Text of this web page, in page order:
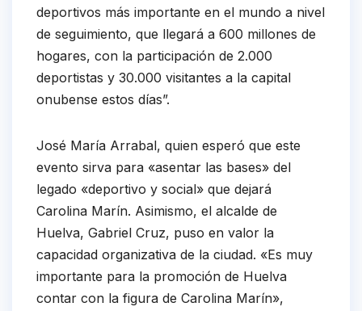
deportivos más importante en el mundo a nivel
de seguimiento, que llegará a 600 millones de
hogares, con la participación de 2.000
deportistas y 30.000 visitantes a la capital
onubense estos días”.
José María Arrabal, quien esperó que este
evento sirva para «asentar las bases» del
legado «deportivo y social» que dejará
Carolina Marín. Asimismo, el alcalde de
Huelva, Gabriel Cruz, puso en valor la
capacidad organizativa de la ciudad. «Es muy
importante para la promoción de Huelva
contar con la figura de Carolina Marín»,